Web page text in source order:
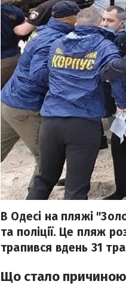
В Одесі на пляжі
та поліції. Це пляж
трапився вдень 31
Що стало